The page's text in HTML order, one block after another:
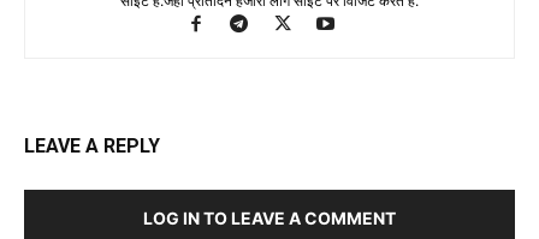
LEAVE A REPLY
LOG IN TO LEAVE A COMMENT